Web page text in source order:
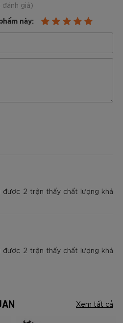
đánh giá)
này:
được 2 trận thấy chất lượng khá
được 2 trận thấy chất lượng khá
Xem tất cả